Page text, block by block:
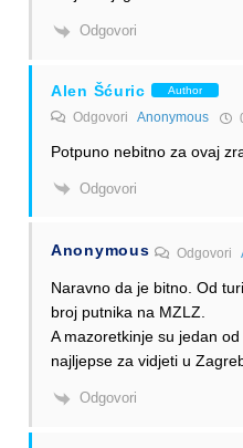
Odgovori
Alen Šćuric Author
Odgovori Anonymous
Potpuno nebitno za ovaj
Odgovori
Anonymous Odgovori
Naravno da je bitno. Od
broj putnika na MZLZ.
A mazoretkinje su jedan
najljepse za vidjeti u
Odgovori